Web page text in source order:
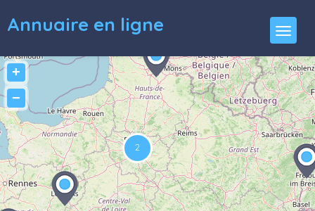
Annuaire en ligne
+
−